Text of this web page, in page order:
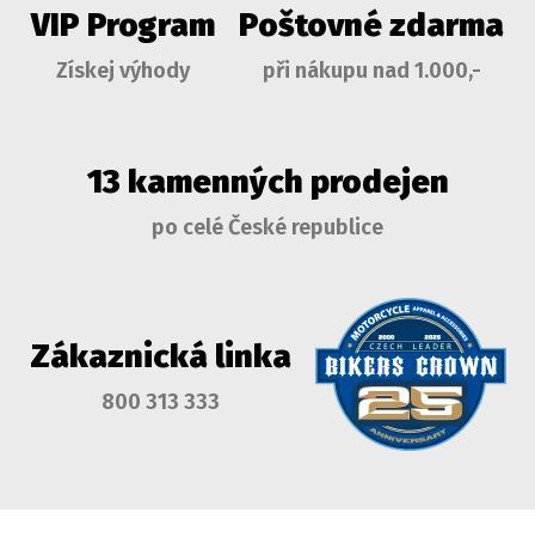
VIP Program
Získej výhody
Poštovné zdarma
při nákupu nad 1.000,-
13 kamenných prodejen
po celé České republice
Zákaznická linka
800 313 333